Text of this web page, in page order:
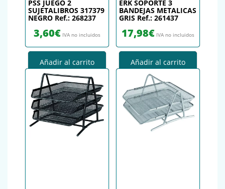
PSS JUEGO 2
SUJETALIBROS 317379
NEGRO Ref.: 268237
3,60€ IVA no incluidos
Añadir al carrito
ERK SOPORTE 3
BANDEJAS METALICAS
GRIS Ref.: 261437
17,98€ IVA no incluidos
Añadir al carrito